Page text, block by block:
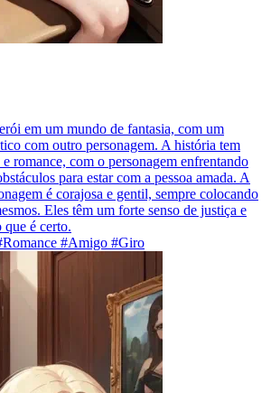
em um mundo de fantasia, com um
com outro personagem. A história tem
romance, com o personagem enfrentando
para estar com a pessoa amada. A
é corajosa e gentil, sempre colocando
Eles têm um forte senso de justiça e
que é certo.
#Amigo #Giro